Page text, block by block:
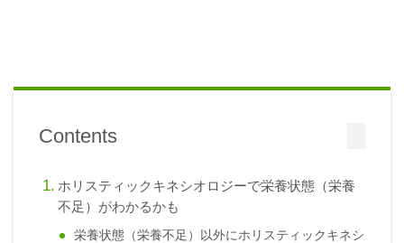
Contents
ホリスティックキネシオロジーで栄養状態（栄養
不足）がわかるかも
栄養状態（栄養不足）以外にホリスティックキネシ